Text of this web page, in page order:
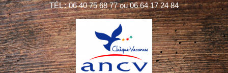
TÉL : 06 40 75 68 77 ou 06 64 17 24 84